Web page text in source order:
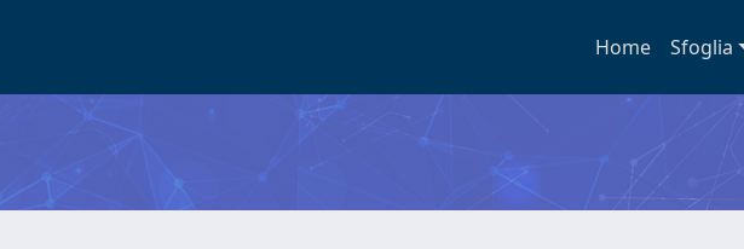
Home Sfoglia